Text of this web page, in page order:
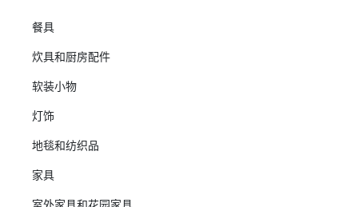
餐具
炊具和厨房配件
软装小物
灯饰
地毯和纺织品
家具
室外家具和花园家具